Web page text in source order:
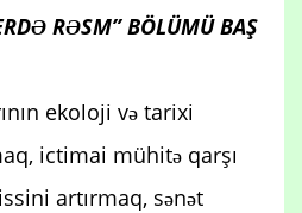
RƏSM” BÖLÜMÜ BAŞ
ekoloji və tarixi
ictimai mühitə qarşı
artırmaq, sənət